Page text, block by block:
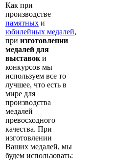
Как при
производстве
памятных и
юбилейных медалей,
при изготовлении
медалей для
выставок и
конкурсов мы
используем все то
лучшее, что есть в
мире для
производства
медалей
превосходного
качества. При
изготовлении
Ваших медалей, мы
будем использовать: